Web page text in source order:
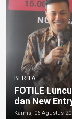
BERITA
FOTILE
dan New
Kamis, 06 Agustus